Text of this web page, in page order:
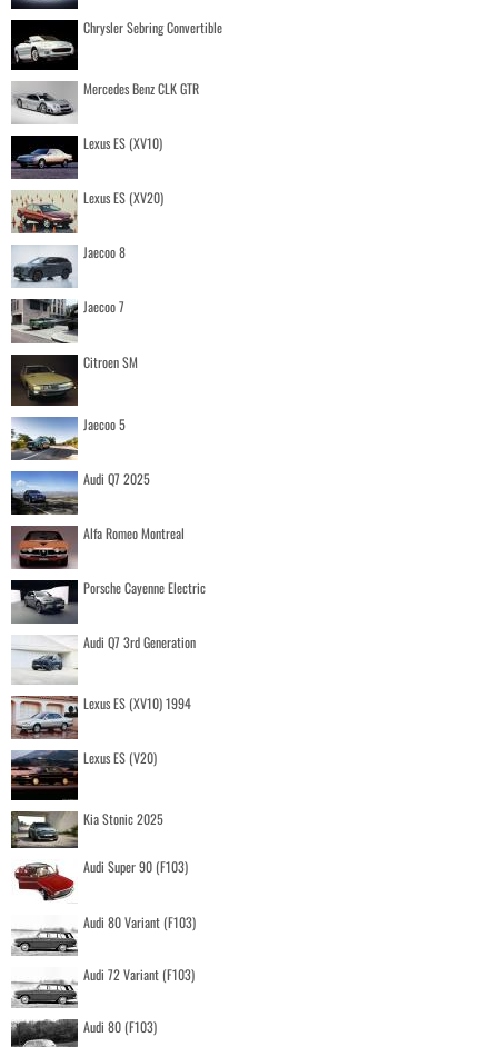
Chrysler Sebring Convertible
Mercedes Benz CLK GTR
Lexus ES (XV10)
Lexus ES (XV20)
Jaecoo 8
Jaecoo 7
Citroen SM
Jaecoo 5
Audi Q7 2025
Alfa Romeo Montreal
Porsche Cayenne Electric
Audi Q7 3rd Generation
Lexus ES (XV10) 1994
Lexus ES (V20)
Kia Stonic 2025
Audi Super 90 (F103)
Audi 80 Variant (F103)
Audi 72 Variant (F103)
Audi 80 (F103)